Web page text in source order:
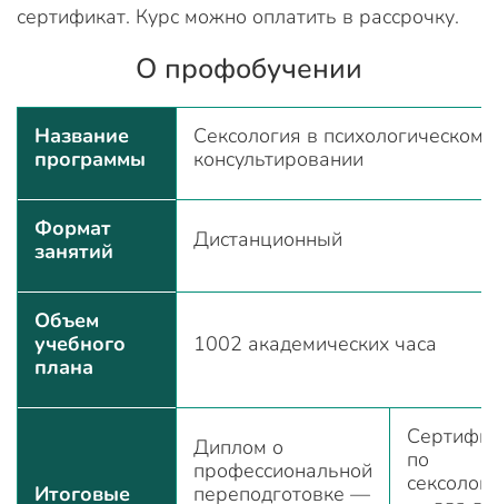
сертификат. Курс можно оплатить в рассрочку.
О профобучении
Название
программы
Сексология в психологическом
консультировании
Формат
занятий
Дистанционный
Объем
учебного
плана
1002 академических часа
Итоговые
Диплом о
профессиональной
переподготовке —
по